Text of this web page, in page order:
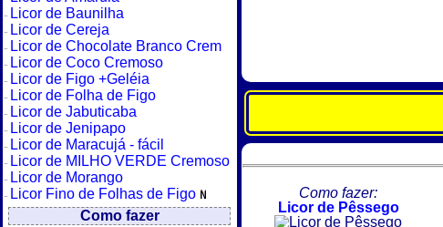
Licor de Baunilha
Licor de Cereja
Licor de Chocolate Branco Crem
Licor de Coco Cremoso
Licor de Figo +Geléia
Licor de Folha de Figo
Licor de Jabuticaba
Licor de Jenipapo
Licor de Maracujá - fácil
Licor de MILHO VERDE Cremoso
Licor de Morango
Licor Fino de Folhas de Figo
Como fazer
Como fazer:
Licor de Pêssego